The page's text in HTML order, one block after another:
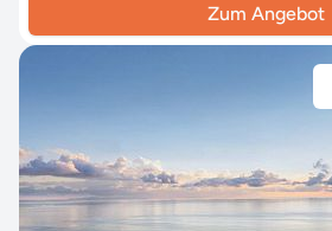
Zum Angebot